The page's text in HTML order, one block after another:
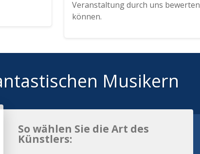
Veranstaltung durch uns bewerten
können.
Musikern
So wählen Sie die Art des
Künstlers: